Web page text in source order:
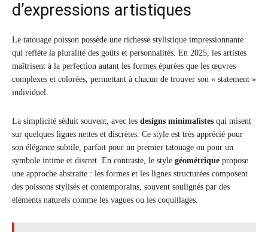
d’expressions artistiques
Le tatouage poisson possède une richesse stylistique impressionnante
qui reflète la pluralité des goûts et personnalités. En 2025, les artistes
maîtrisent à la perfection autant les formes épurées que les œuvres
complexes et colorées, permettant à chacun de trouver son « statement »
individuel.
La simplicité séduit souvent, avec les designs minimalistes qui misent
sur quelques lignes nettes et discrètes. Ce style est très apprécié pour
son élégance subtile, parfait pour un premier tatouage ou pour un
symbole intime et discret. En contraste, le style géométrique propose
une approche abstraite : les formes et les lignes structurées composent
des poissons stylisés et contemporains, souvent soulignés par des
éléments naturels comme les vagues ou les coquillages.